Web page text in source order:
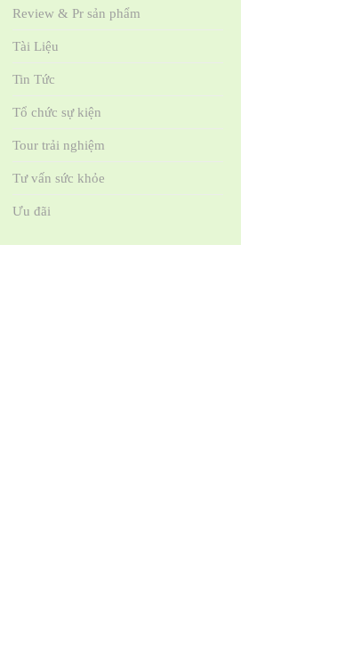
Review & Pr sản phẩm
Tài Liệu
Tin Tức
Tổ chức sự kiện
Tour trải nghiệm
Tư vấn sức khỏe
Ưu đãi